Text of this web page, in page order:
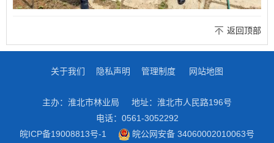
返回顶部
关于我们 隐私声明 管理制度 网站地图
主办：淮北市林业局
地址：淮北市人民路196号
电话：0561-3052292
皖ICP备19008813号-1
皖公网安备 34060002010063号